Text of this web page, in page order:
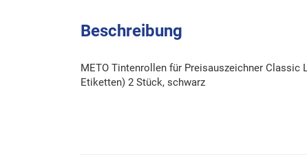
Beschreibung
METO Tintenrollen für Preisauszeichner Classic
Etiketten) 2 Stück, schwarz